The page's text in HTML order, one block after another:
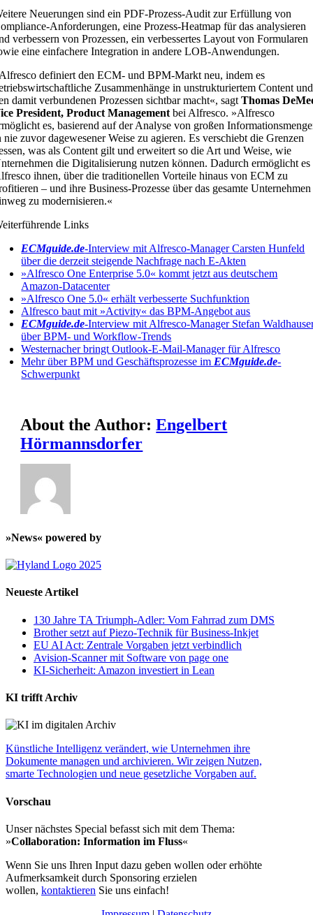
Neuerungen sind ein PDF-Prozess-Audit zur Erfüllung von
Anforderungen, eine Prozess-Heatmap für das analysieren
verbessern von Prozessen, ein verbessertes Layout von Formularen
eine einfachere Integration in andere LOB-Anwendungen.
definiert den ECM- und BPM-Markt neu, indem es
Zusammenhänge in unstrukturiertem Content und
damit verbundenen Prozessen sichtbar macht«, sagtThomas
President, Product Management bei Alfresco. »Alfresco
es, basierend auf der Analyse von großen
nie zuvor dagewesener Weise zu agieren. Es verschiebt die Grenzen
was als Content gilt und erweitert so die Art und Weise, wie
die Digitalisierung nutzen können. Dadurch ermöglicht es
ihnen, über die traditionellen Vorteile hinaus von ECM zu
– und ihre Business-Prozesse über das gesamte Unternehmen
zu modernisieren.«
Links
ECMguide.de-Interview mit Alfresco-Manager Carsten Hunfeld
über die derzeit steigende Nachfrage nach E-Akten
»Alfresco One Enterprise 5.0« kommt jetzt aus deutschem
Amazon-Datacenter
»Alfresco One 5.0« erhält verbesserte Suchfunktion
Alfresco baut mit »Activity« das BPM-Angebot aus
ECMguide.de-Interview mit Alfresco-Manager Stefan
über BPM- und Workflow-Trends
Westernacher bringt Outlook-E-Mail-Manager für Alfresco
Mehr über BPM und Geschäftsprozesse im ECMguide.de-
Schwerpunkt
About the Author:Engelbert
Hörmannsdorfer
»News« powered by
Neueste Artikel
130 Jahre TA Triumph-Adler: Vom Fahrrad zum DMS
Brother setzt auf Piezo-Technik für Business-Inkjet
EU AI Act: Zentrale Vorgaben jetzt verbindlich
Avision-Scanner mit Software von page one
KI-Sicherheit: Amazon investiert in Lean
KI trifft Archiv
Künstliche Intelligenz verändert, wie Unternehmen ihre
Dokumente managen und archivieren. Wir zeigen Nutzen,
smarte Technologien und neue gesetzliche Vorgaben auf.
Vorschau
Unser nächstes Special befasst sich mit dem Thema:
»Collaboration: Information im Fluss«
Wenn Sie uns Ihren Input dazu geben wollen oder erhöhte
Aufmerksamkeit durch Sponsoring erzielen
wollen, kontaktieren Sie uns einfach!